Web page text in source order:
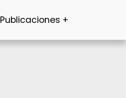
Publicaciones